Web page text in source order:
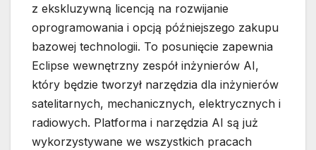
z ekskluzywną licencją na rozwijanie
oprogramowania i opcją późniejszego zakupu
bazowej technologii. To posunięcie zapewnia
Eclipse wewnętrzny zespół inżynierów AI,
który będzie tworzył narzędzia dla inżynierów
satelitarnych, mechanicznych, elektrycznych i
radiowych. Platforma i narzędzia AI są już
wykorzystywane we wszystkich pracach